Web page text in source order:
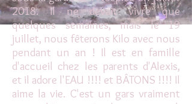
2018. Il ne devait vivre que
quelques semaines, mais le 19
juillet, nous fêterons Kilo avec nous
pendant un an ! Il est en famille
d'accueil chez les parents d'Alexis,
et il adore l'EAU !!!! et BÂTONS !!!! Il
aime la vie. C'est un gars vraiment